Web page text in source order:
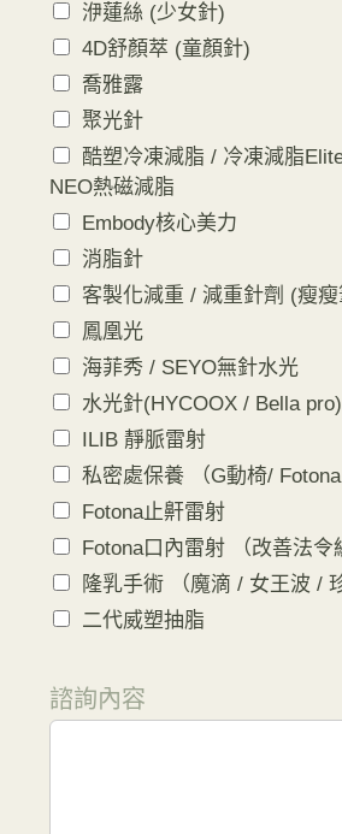
洢蓮絲 (少女針)
4D舒顏萃 (童顏針)
喬雅露
聚光針
酷塑冷凍減脂 / 冷凍減脂
NEO熱磁減脂
Embody核心美力
消脂針
客製化減重 / 減重針劑 (瘦瘦
鳳凰光
海菲秀 / SEYO無針水光
水光針(HYCOOX / Bella pro)
ILIB 靜脈雷射
私密處保養 （G動椅/
Fotona止鼾雷射
Fotona口內雷射 （改善法令
隆乳手術 （魔滴 / 女王波 /
二代威塑抽脂
諮詢內容